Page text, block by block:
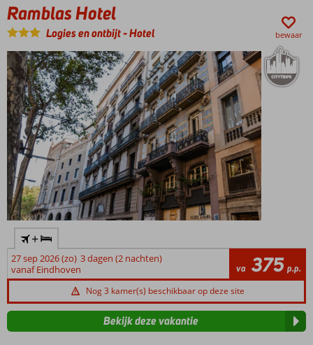
Ramblas Hotel
Logies en ontbijt-Hotel bewaar
+
27 sep 2026 (zo) 3 dagen (2 nachten)
vanaf Eindhoven
va 375 p.p.
Nog 3 kamer(s) beschikbaar op deze site
Bekijk deze vakantie